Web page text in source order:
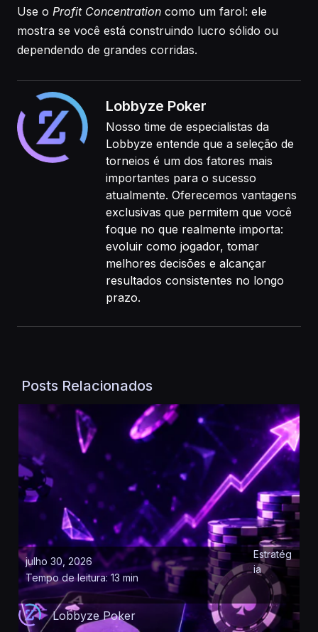
Use o Profit Concentration como um farol: ele
mostra se você está construindo lucro sólido ou
dependendo de grandes corridas.
Lobbyze Poker
Nosso time de especialistas da
Lobbyze entende que a seleção de
torneios é um dos fatores mais
importantes para o sucesso
atualmente. Oferecemos vantagens
exclusivas que permitem que você
foque no que realmente importa:
evoluir como jogador, tomar
melhores decisões e alcançar
resultados consistentes no longo
prazo.
Posts Relacionados
julho 30, 2026
Tempo de leitura: 13 min
Estratég
ia
Lobbyze Poker